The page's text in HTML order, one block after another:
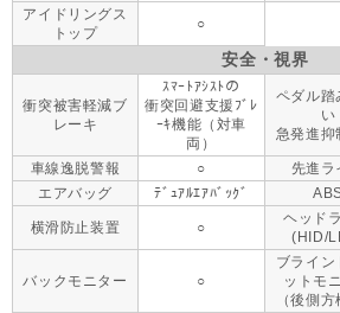
アイドリングス
トップ
○
安全・視界
衝突被害軽減ブ
レーキ
ｽﾏｰﾄｱｼｽﾄの
衝突回避支援ﾌﾞﾚ
ｰｷ機能（対車
両）
ペダル踏
い
急発進抑
車線逸脱警報 ○ 先進ラ
エアバッグ
ﾃﾞｭｱﾙｴｱﾊﾞｯｸﾞ
横滑防止装置 ○
ヘッド
(HID/
バックモニター ○
ブライン
ットモ
（後側方